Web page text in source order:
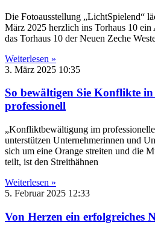
Die Fotoausstellung „LichtSpielend“
März 2025 herzlich ins Torhaus 10
das Torhaus 10 der Neuen Zeche
Weiterlesen »
3. März 2025 10:35
So bewältigen Sie Konflikte
professionell
„Konfliktbewältigung im
unterstützen Unternehmerinnen und
sich um eine Orange streiten und die
teilt, ist den Streithähnen
Weiterlesen »
5. Februar 2025 12:33
Von Herzen ein erfolgreiches